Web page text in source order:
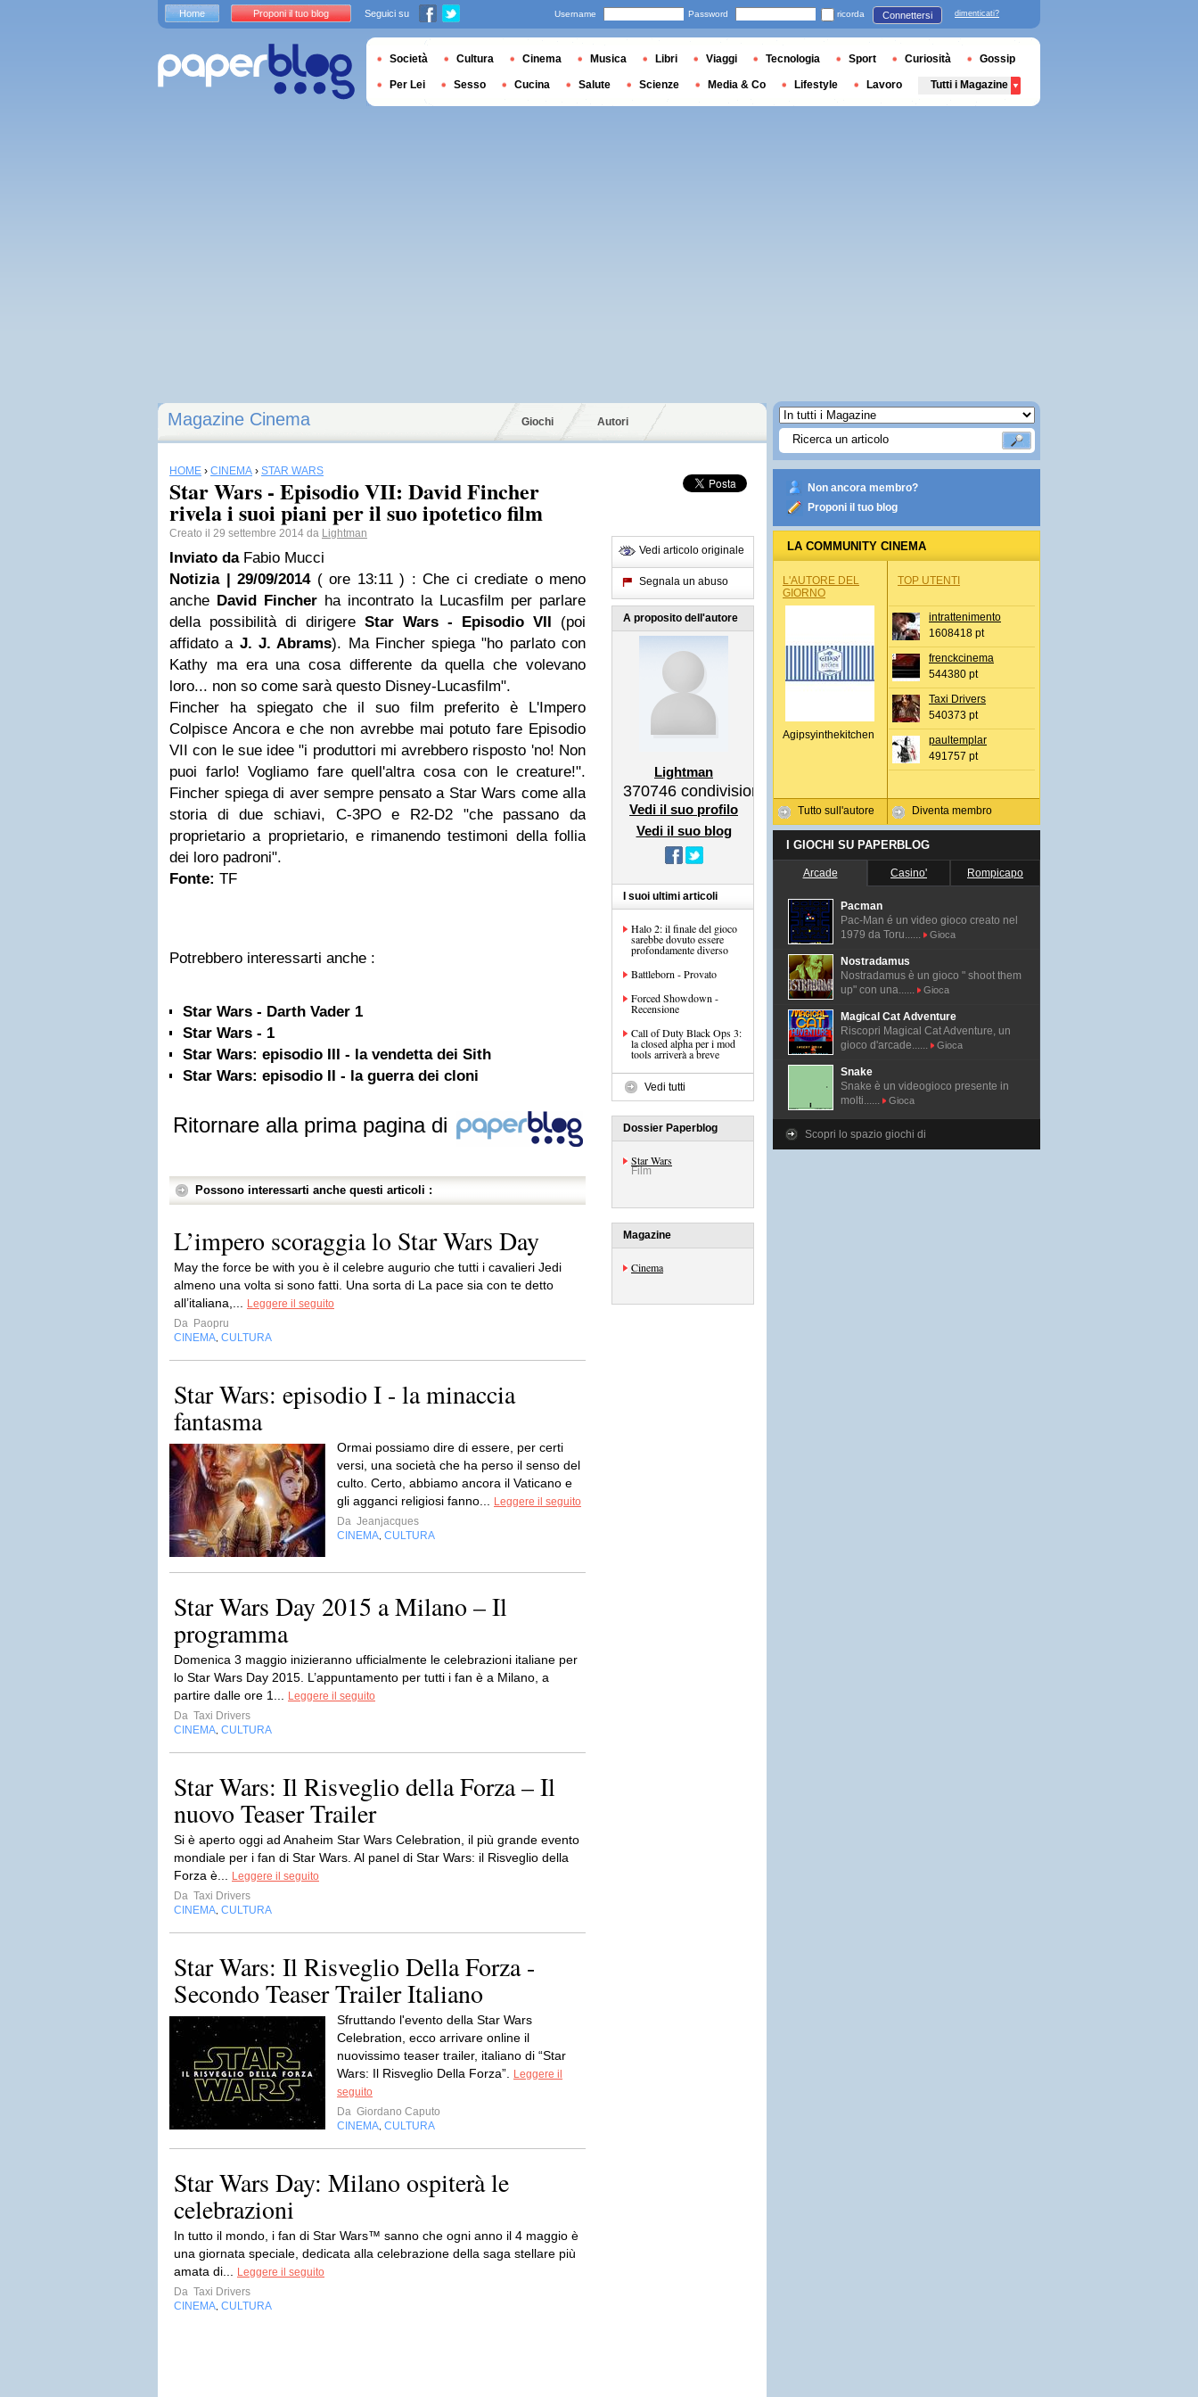
Magazine Cinema Giochi Autori
HOME › CINEMA › STAR WARS
Star Wars - Episodio VII: David Fincher
rivela i suoi piani per il suo ipotetico film
Creato il 29 settembre 2014 da Lightman
Inviato da Fabio Mucci
Notizia | 29/09/2014 ( ore 13:11 ) : Che ci crediate o meno
anche David Fincher ha incontrato la Lucasfilm per parlare
della possibilità di dirigere Star Wars - Episodio VII (poi
affidato a J. J. Abrams). Ma Fincher spiega "ho parlato con
Kathy ma era una cosa differente da quella che volevano
loro... non so come sarà questo Disney-Lucasfilm".
Fincher ha spiegato che il suo film preferito è L'Impero
Colpisce Ancora e che non avrebbe mai potuto fare Episodio
VII con le sue idee "i produttori mi avrebbero risposto 'no! Non
puoi farlo! Vogliamo fare quell'altra cosa con le creature!".
Fincher spiega di aver sempre pensato a Star Wars come alla
storia di due schiavi, C-3PO e R2-D2 "che passano da
proprietario a proprietario, e rimanendo testimoni della follia
dei loro padroni".
Fonte: TF
Potrebbero interessarti anche :
Star Wars - Darth Vader 1
Star Wars - 1
Star Wars: episodio III - la vendetta dei Sith
Star Wars: episodio II - la guerra dei cloni
Ritornare alla prima pagina di
Possono interessarti anche questi articoli :
L’impero scoraggia lo Star Wars Day
May the force be with you è il celebre augurio che tutti i cavalieri Jedi
almeno una volta si sono fatti. Una sorta di La pace sia con te detto
all’italiana,...
Leggere il seguito
Da Paopru
CINEMA CULTURA
Star Wars: episodio I - la minaccia
fantasma
Ormai possiamo dire di essere, per certi
versi, una società che ha perso il senso del
culto. Certo, abbiamo ancora il Vaticano e
gli agganci religiosi fanno...
Leggere il seguito
Da Jeanjacques
CINEMA CULTURA
Star Wars Day 2015 a Milano – Il
programma
Domenica 3 maggio inizieranno ufficialmente le celebrazioni italiane per
lo Star Wars Day 2015. L’appuntamento per tutti i fan è a Milano, a
partire dalle ore 1...
Leggere il seguito
Da Taxi Drivers
CINEMA CULTURA
Star Wars: Il Risveglio della Forza – Il
nuovo Teaser Trailer
Si è aperto oggi ad Anaheim Star Wars Celebration, il più grande evento
mondiale per i fan di Star Wars. Al panel di Star Wars: il Risveglio della
Forza è...
Leggere il seguito
Da Taxi Drivers
CINEMA CULTURA
Star Wars: Il Risveglio Della Forza -
Secondo Teaser Trailer Italiano
Sfruttando l'evento della Star Wars
Celebration, ecco arrivare online il
nuovissimo teaser trailer, italiano di “Star
Wars: Il Risveglio Della Forza”.
Leggere il
seguito
Da Giordano Caputo
CINEMA CULTURA
Star Wars Day: Milano ospiterà le
celebrazioni
In tutto il mondo, i fan di Star Wars™ sanno che ogni anno il 4 maggio è
una giornata speciale, dedicata alla celebrazione della saga stellare più
amata di...
Leggere il seguito
Da Taxi Drivers
CINEMA CULTURA
Vedi articolo originale
Segnala un abuso
A proposito dell'autore
Lightman
370746 condivisioni
Vedi il suo profilo
Vedi il suo blog
I suoi ultimi articoli
Halo 2: il finale del gioco
sarebbe dovuto essere
profondamente diverso
Battleborn - Provato
Forced Showdown -
Recensione
Call of Duty Black Ops 3:
la closed alpha per i mod
tools arriverà a breve
Vedi tutti
Dossier Paperblog
Star Wars
Film
Magazine
Cinema
Non ancora membro?
Proponi il tuo blog
LA COMMUNITY CINEMA
L'AUTORE DEL
GIORNO
Agipsyinthekitchen
Tutto sull'autore
TOP UTENTI
intrattenimento
1608418 pt
frenckcinema
544380 pt
Taxi Drivers
540373 pt
paultemplar
491757 pt
Diventa membro
I GIOCHI SU PAPERBLOG
Arcade Casino' Rompicapo
Pacman
Pac-Man é un video gioco creato nel
1979 da Toru......
Gioca
Nostradamus
Nostradamus è un gioco " shoot them
up" con una......
Gioca
Magical Cat Adventure
Riscopri Magical Cat Adventure, un
gioco d'arcade......
Gioca
Snake
Snake è un videogioco presente in
molti......
Gioca
Scopri lo spazio giochi di
Home Proponi il tuo blog Seguici su Username Password ricorda Connettersi dimenticati?
Società Cultura Cinema Musica Libri Viaggi Tecnologia Sport Curiosità Gossip
Per Lei Sesso Cucina Salute Scienze Media & Co Lifestyle Lavoro Tutti i Magazine